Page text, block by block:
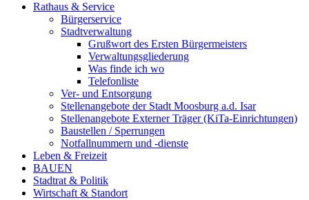
Rathaus & Service
Bürgerservice
Stadtverwaltung
Grußwort des Ersten Bürgermeisters
Verwaltungsgliederung
Was finde ich wo
Telefonliste
Ver- und Entsorgung
Stellenangebote der Stadt Moosburg a.d. Isar
Stellenangebote Externer Träger (KiTa-Einrichtungen)
Baustellen / Sperrungen
Notfallnummern und -dienste
Leben & Freizeit
BAUEN
Stadtrat & Politik
Wirtschaft & Standort